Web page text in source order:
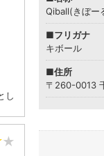
し
★
Qiball(きぼー
■フリガナ
キボール
■住所
〒260-0013